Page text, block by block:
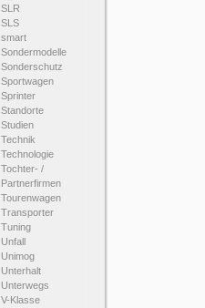
SLR
SLS
smart
Sondermodelle
Sonderschutz
Sportwagen
Sprinter
Standorte
Studien
Technik
Technologie
Tochter- /
Partnerfirmen
Tourenwagen
Transporter
Tuning
Unfall
Unimog
Unterhalt
Unterwegs
V-Klasse